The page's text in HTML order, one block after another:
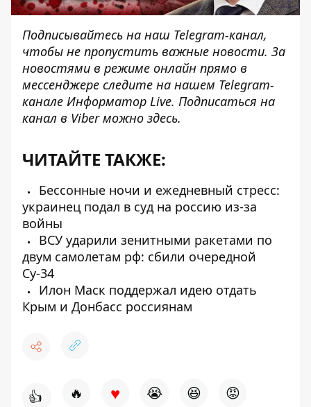
Подписывайтесь на наш Telegram-канал,
чтобы не пропустить важные новости. За
новостями в режиме онлайн прямо в
мессенджере следите на нашем Telegram-
канале Информатор Live. Подписаться на
канал в Viber можно здесь.
ЧИТАЙТЕ ТАКЖЕ:
Бессонные ночи и ежедневный стресс:
украинец подал в суд на россию из-за
войны
ВСУ ударили зенитными ракетами по
двум самолетам рф: сбили очередной
Су-34
Илон Маск поддержал идею отдать
Крым и Донбасс россиянам
👍 🔥 ♥ 😭 😆 😡